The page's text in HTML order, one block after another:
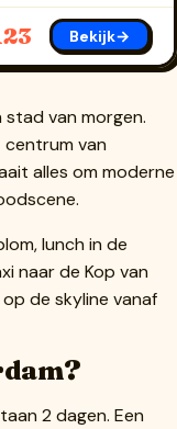
Bekijk→
van morgen.
van
alles om moderne
lunch in de
naar de Kop van
de skyline vanaf
2 dagen. Een